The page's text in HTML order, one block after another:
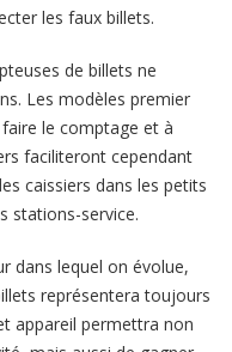
les faux billets.
de billets ne
Les modèles premier
le comptage et à
faciliteront cependant
caissiers dans les petits
stations-service.
dans lequel on évolue,
représentera toujours
appareil permettra non